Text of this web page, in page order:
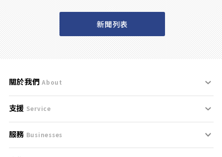
新聞列表
關於我們 About
刊登規範
服務條款
支援 Service
支援中心
服務 Businesses